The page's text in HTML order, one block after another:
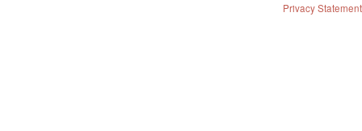
Privacy Statement